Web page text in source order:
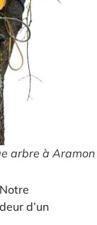
arbre à Aramon
d’un